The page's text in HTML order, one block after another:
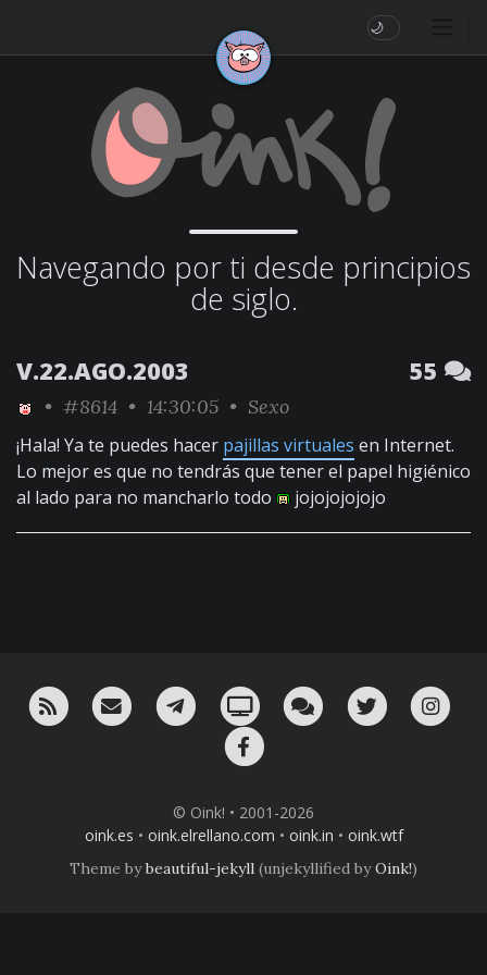
🌙
Navegando por ti desde principios
de siglo.
V.22.AGO.2003 55
• #8614 • 14:30:05 • Sexo
¡Hala! Ya te puedes hacer pajillas virtuales en Internet.
Lo mejor es que no tendrás que tener el papel higiénico
al lado para no mancharlo todo
jojojojojojo
RSS ¡Mándame un email!¡Nuestro canal en Telegram!
Oink! TV Charla con nosotros
Twitter
© Oink! • 2001-2026
oink.es • oink.elrellano.com • oink.in • oink.wtf
Theme bybeautiful-jekyll (unjekyllified byOink!)